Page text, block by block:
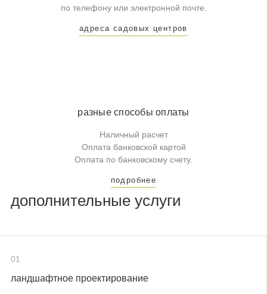
по телефону или электронной почте.
адреса садовых центров
разные способы оплаты
Наличный расчет
Оплата банковской картой
Оплата по банковскому счету.
подробнее
дополнительные услуги
01
ландшафтное проектирование